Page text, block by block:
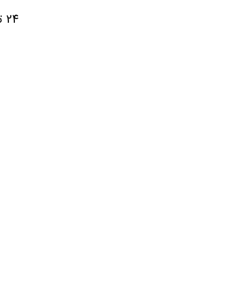
24 تا 36 ماه